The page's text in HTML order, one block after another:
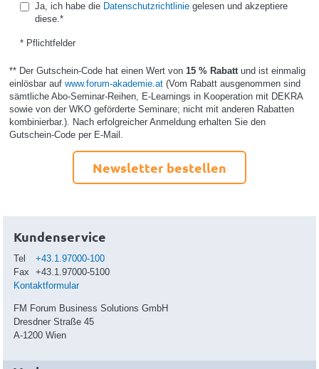
Ja, ich habe die Datenschutzrichtliniegelesen und akzeptiere
diese.*
* Pflichtfelder
** Der Gutschein-Code hat einen Wert von 15 % Rabatt und ist einmalig
einlösbar auf www.forum-akademie.at(Vom Rabatt ausgenommen sind
sämtliche Abo-Seminar-Reihen, E-Learnings in Kooperation mit DEKRA
sowie von der WKO geförderte Seminare; nicht mit anderen Rabatten
kombinierbar.). Nach erfolgreicher Anmeldung erhalten Sie den
Gutschein-Code per E-Mail.
Newsletter bestellen
Kundenservice
Tel
+43.1.97000-100
Fax
+43.1.97000-5100
Kontaktformular
FM Forum Business Solutions GmbH
Dresdner Straße 45
A-1200 Wien